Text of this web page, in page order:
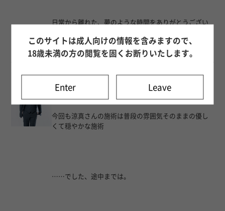
日常から離れた、夢のような時間をありがとうござい
7
吉沢 涼真(32)
匿名希望 様 2026年6月22日
今回も涼真さんの施術は普段の雰囲気そのままの優し
くて穏やかな施術
……でした、途中までは。
このサイトは成人向けの情報を含みますので、
18歳未満の方の閲覧を固くお断りいたします。
Enter Leave